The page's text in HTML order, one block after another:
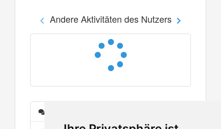
Andere Aktivitäten des Nutzers